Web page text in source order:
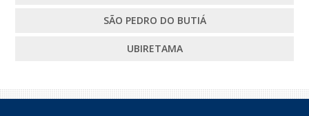
SÃO PEDRO DO BUTIÁ
UBIRETAMA